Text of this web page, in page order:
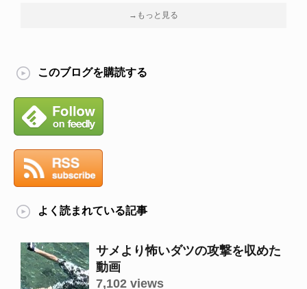
→もっと見る
このブログを購読する
よく読まれている記事
サメより怖いダツの攻撃を収めた
動画
7,102 views